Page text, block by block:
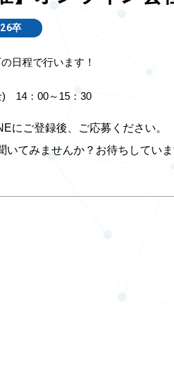
26卒
日程で行います！
) 14：00～15：30
にご登録後、ご応募ください。
いてみませんか？お待ちしていま